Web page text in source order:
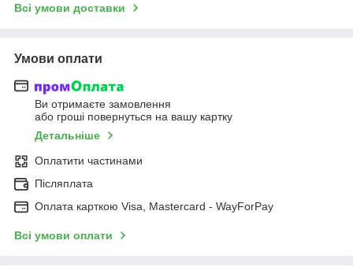
Всі умови доставки
Умови оплати
Ви отримаєте замовлення
або гроші повернуться на вашу картку
Детальніше
Оплатити частинами
Післяплата
Оплата карткою Visa, Mastercard - WayForPay
Всі умови оплати